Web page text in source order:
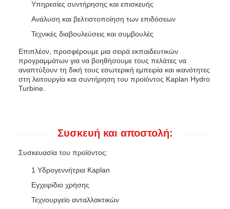
Υπηρεσίες συντήρησης και επισκευής
Ανάλυση και βελτιστοποίηση των επιδόσεων
Τεχνικές διαβουλεύσεις και συμβουλές
Επιπλέον, προσφέρουμε μια σειρά εκπαιδευτικών
προγραμμάτων για να βοηθήσουμε τους πελάτες να
αναπτύξουν τη δική τους εσωτερική εμπειρία και ικανότητες
στη λειτουργία και συντήρηση του προϊόντος Kaplan Hydro
Turbine.
Συσκευή και αποστολή:
Συσκευασία του προϊόντος:
1 Υδρογεννήτρια Kaplan
Εγχειρίδιο χρήσης
Τεχνουργείο ανταλλακτικών